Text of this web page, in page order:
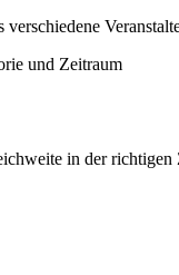
und Zeitraum
in der richtigen